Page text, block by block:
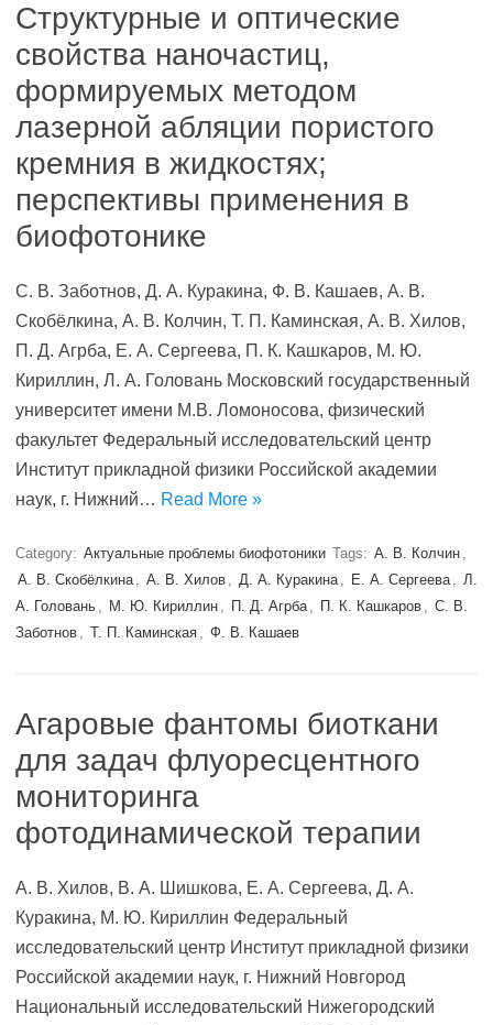
Структурные и оптические
свойства наночастиц,
формируемых методом
лазерной абляции пористого
кремния в жидкостях;
перспективы применения в
биофотонике
С. В. Заботнов, Д. А. Куракина, Ф. В. Кашаев, А. В.
Скобёлкина, А. В. Колчин, Т. П. Каминская, А. В. Хилов,
П. Д. Агрба, Е. А. Сергеева, П. К. Кашкаров, М. Ю.
Кириллин, Л. А. Головань Московский государственный
университет имени М.В. Ломоносова, физический
факультет Федеральный исследовательский центр
Институт прикладной физики Российской академии
наук, г. Нижний… Read More »
Category: Актуальные проблемы биофотоники Tags: А. В. Колчин ,
А. В. Скобёлкина , А. В. Хилов , Д. А. Куракина , Е. А. Сергеева , Л.
А. Головань , М. Ю. Кириллин , П. Д. Агрба , П. К. Кашкаров , С. В.
Заботнов , Т. П. Каминская , Ф. В. Кашаев
Агаровые фантомы биоткани
для задач флуоресцентного
мониторинга
фотодинамической терапии
А. В. Хилов, В. А. Шишкова, Е. А. Сергеева, Д. А.
Куракина, М. Ю. Кириллин Федеральный
исследовательский центр Институт прикладной физики
Российской академии наук, г. Нижний Новгород
Национальный исследовательский Нижегородский